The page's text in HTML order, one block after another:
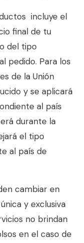
incluye el
final de tu
del tipo
pedido. Para los
de la Unión
y se aplicará
al país
durante la
el tipo
al país de
cambiar en
y exclusiva
no brindan
en el caso de